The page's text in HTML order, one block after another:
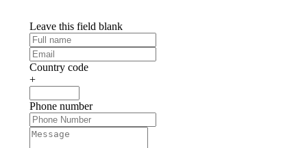
Leave this field blank
Country code
+
Phone number